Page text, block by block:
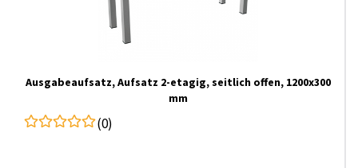
Ausgabeaufsatz, Aufsatz 2-etagig, seitlich offen, 1200x300
mm
(0)